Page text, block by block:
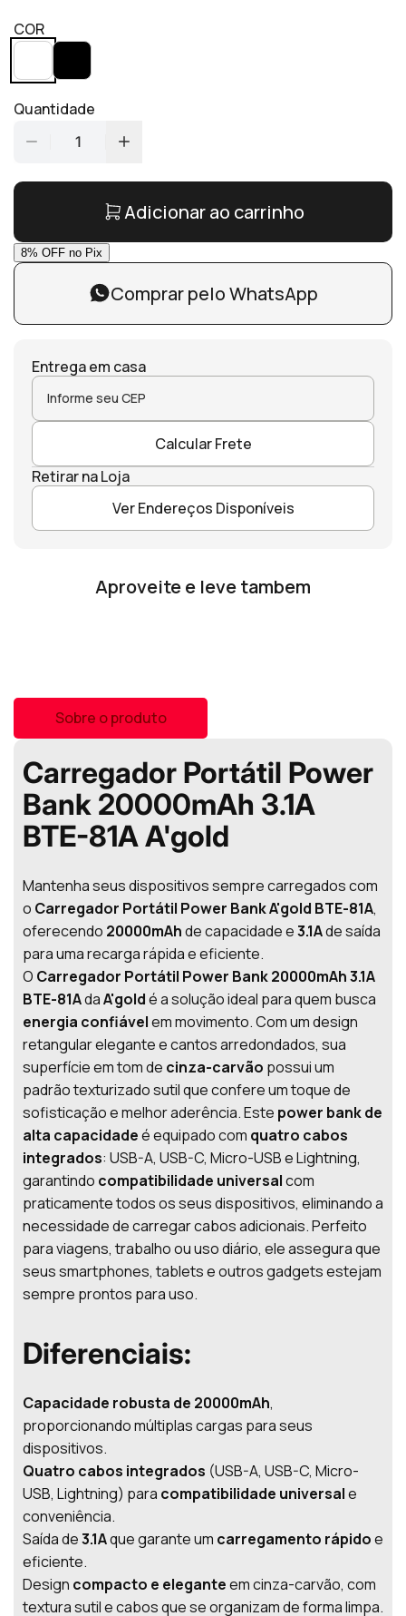
COR
Quantidade
1
Adicionar ao carrinho
Comprar pelo WhatsApp
Entrega em casa
Calcular Frete
Retirar na Loja
Ver Endereços Disponíveis
Aproveite e leve tambem
Sobre o produto
Carregador Portátil Power
Bank 20000mAh 3.1A
BTE-81A A'gold
Mantenha seus dispositivos sempre carregados com
o Carregador Portátil Power Bank A'gold BTE-81A,
oferecendo 20000mAhde capacidade e3.1Ade saída
para uma recarga rápida e eficiente.
O Carregador Portátil Power Bank 20000mAh 3.1A
BTE-81AdaA'goldé a solução ideal para quem busca
energia confiávelem movimento. Com um design
retangular elegante e cantos arredondados, sua
superfície em tom de cinza-carvão possui um
padrão texturizado sutil que confere um toque de
sofisticação e melhor aderência. Este power bank de
alta capacidadeé equipado com quatro cabos
integrados: USB-A, USB-C, Micro-USB e Lightning,
garantindo compatibilidade universalcom
praticamente todos os seus dispositivos, eliminando a
necessidade de carregar cabos adicionais. Perfeito
para viagens, trabalho ou uso diário, ele assegura que
seus smartphones, tablets e outros gadgets estejam
sempre prontos para uso.
Diferenciais:
Capacidade robusta de 20000mAh,
proporcionando múltiplas cargas para seus
dispositivos.
Quatro cabos integrados (USB-A, USB-C, Micro-
USB, Lightning) para compatibilidade universale
conveniência.
Saída de3.1Aque garante um carregamento rápidoe
eficiente.
Design compacto e eleganteem cinza-carvão, com
textura sutil e cabos que se organizam de forma limpa.